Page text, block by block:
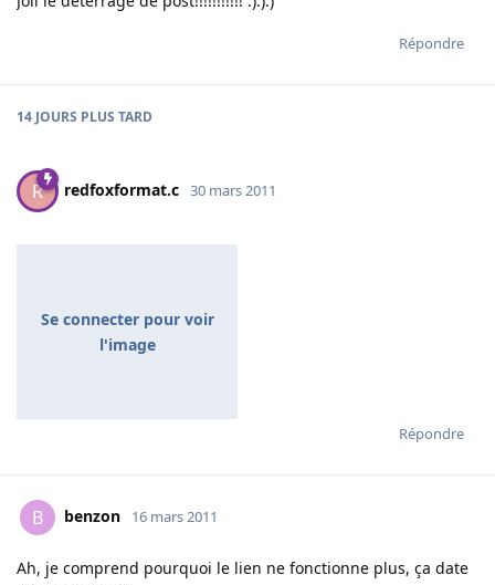
Répondre
14 JOURS PLUS TARD
R redfoxformat.c 30 mars 2011
Se connecter pour voir
l'image
Répondre
B benzon 16 mars 2011
Ah, je comprend pourquoi le lien ne fonctionne plus, ça date